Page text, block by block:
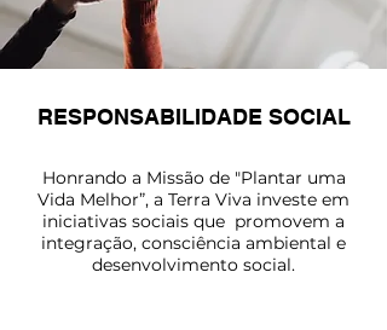
RESPONSABILIDADE SOCIAL
Honrando a Missão de "Plantar uma
Vida Melhor”, a Terra Viva investe em
iniciativas sociais que promovem a
integração, consciência ambiental e
desenvolvimento social.